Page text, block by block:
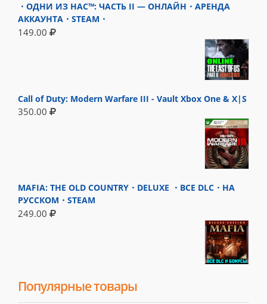
・ОДНИ ИЗ НАС™: ЧАСТЬ II — ОНЛАЙН・АРЕНДА
АККАУНТА・STEAM・
149.00
Call of Duty: Modern Warfare III - Vault Xbox One & X|S
350.00
MAFIA: THE OLD COUNTRY・DELUXE ・ВСЕ DLC・НА
РУССКОМ・STEAM
249.00
Популярные товары